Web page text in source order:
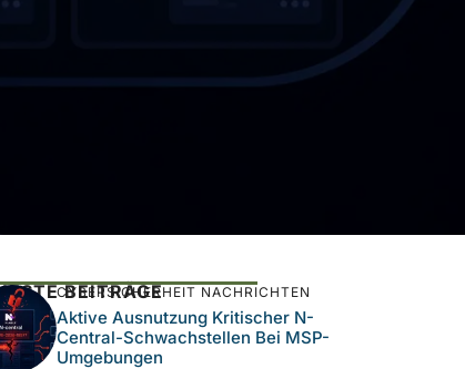
BEITRÄGE
CYBERSICHERHEIT NACHRICHTEN
Aktive Ausnutzung Kritischer N-
Central-Schwachstellen Bei MSP-
Umgebungen